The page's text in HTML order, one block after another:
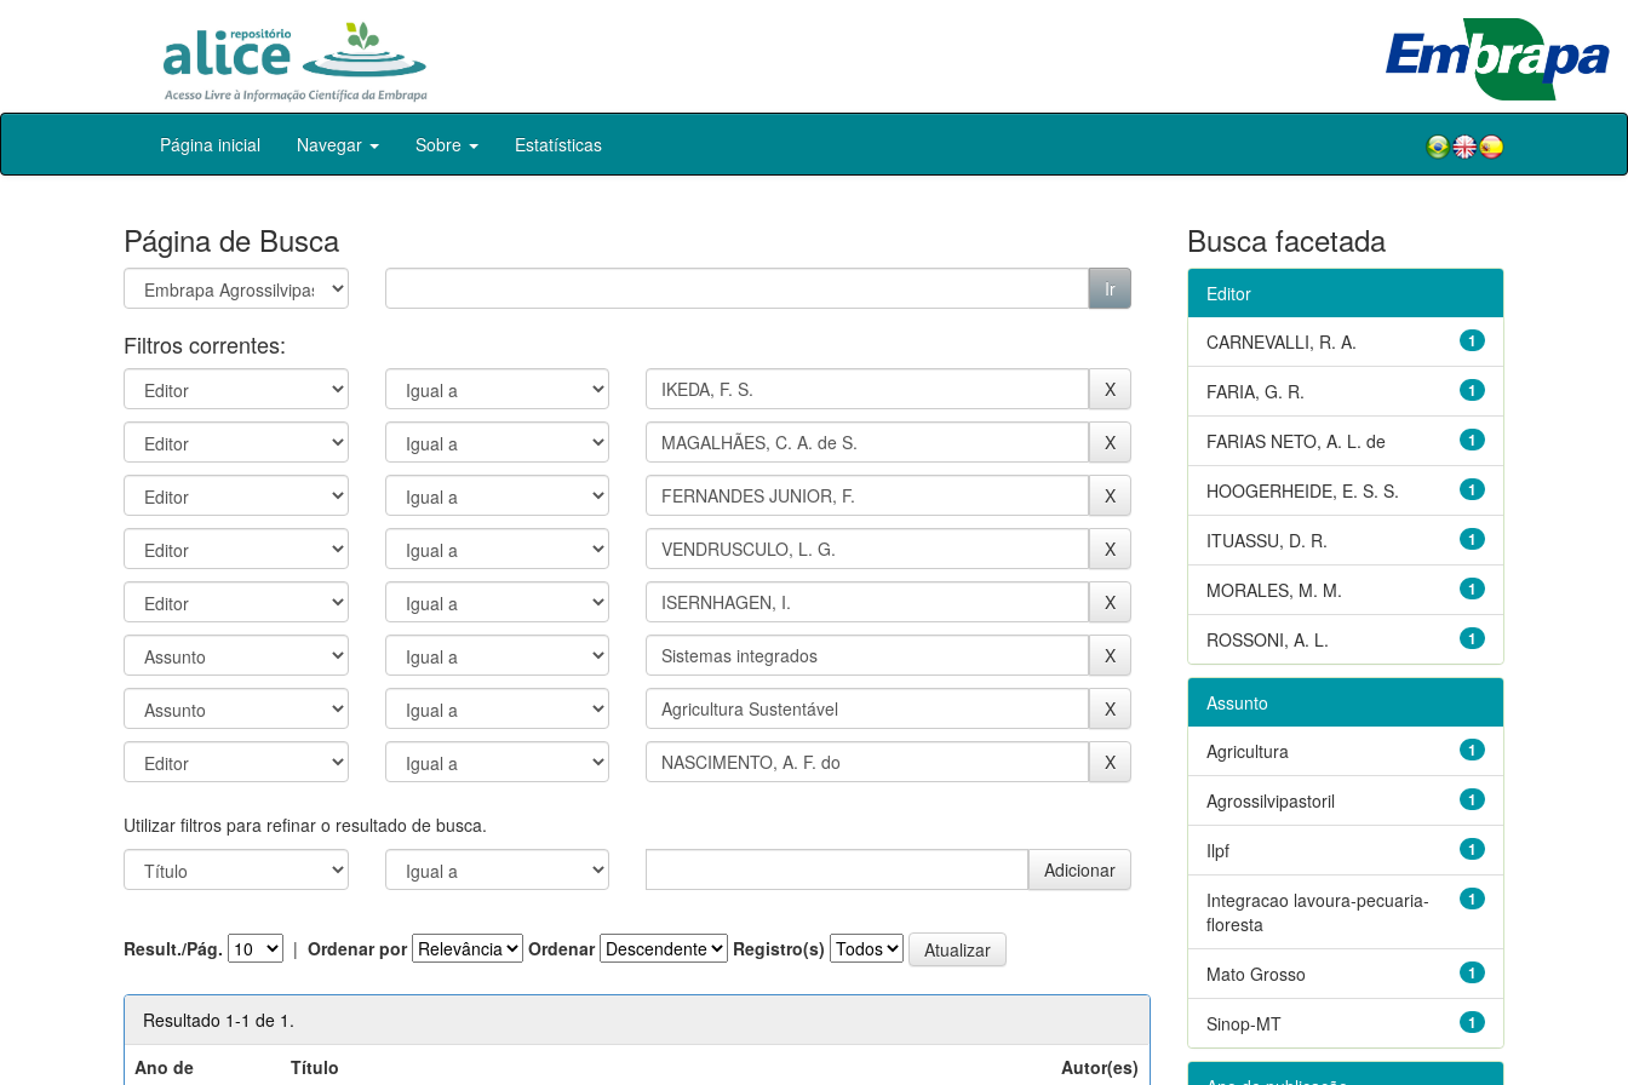
Skip
Página inicial Navegar Sobre Estatísticas
Página de Busca
Filtros correntes:
Utilizar filtros para refinar o resultado de busca.
Result./Pág. | Ordenar por Ordenar Registro(s)
Resultado 1-1 de 1.
Ano de
Título Autor(es)
Busca facetada
Editor
1
CARNEVALLI, R. A.
1
FARIA, G. R.
1
FARIAS NETO, A. L. de
1
HOOGERHEIDE, E. S. S.
1
ITUASSU, D. R.
1
MORALES, M. M.
1
ROSSONI, A. L.
Assunto
1
Agricultura
1
Agrossilvipastoril
1
Ilpf
1
Integracao lavoura-pecuaria-
floresta
1
Mato Grosso
1
Sinop-MT